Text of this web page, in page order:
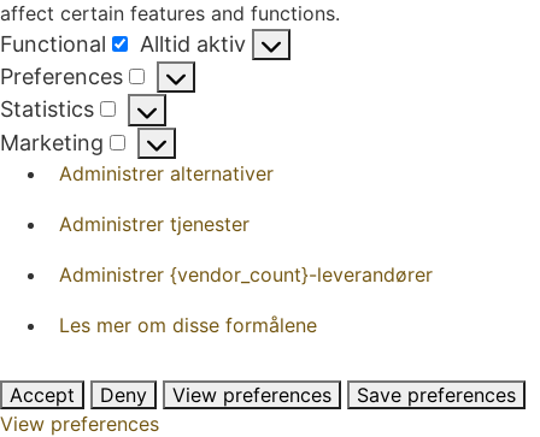
affect certain features and functions.
Functional
Functional
Alltid aktiv
Preferences
Preferences
Statistics
Statistics
Marketing
Marketing
Administrer alternativer
Administrer tjenester
Administrer {vendor_count}-leverandører
Les mer om disse formålene
Accept Deny View preferences
Save preferences
View preferences